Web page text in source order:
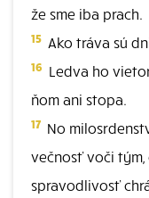
že sme iba prach.
15 Ako tráva sú
16 Ledva ho
ňom ani stopa.
17 No
večnosť voči tým,
spravodlivosť